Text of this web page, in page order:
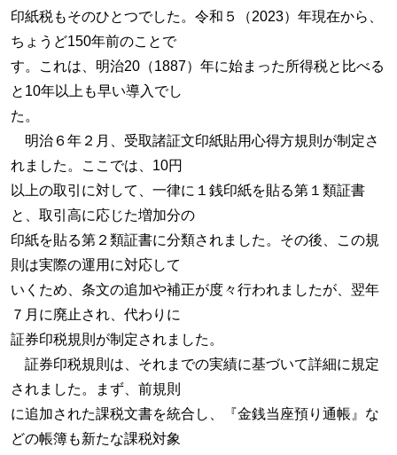
印紙税もそのひとつでした。令和５（2023）年現在から、
ちょうど150年前のことで
す。これは、明治20（1887）年に始まった所得税と比べる
と10年以上も早い導入でし
た。
明治６年２月、受取諸証文印紙貼用心得方規則が制定さ
れました。ここでは、10円
以上の取引に対して、一律に１銭印紙を貼る第１類証書
と、取引高に応じた増加分の
印紙を貼る第２類証書に分類されました。その後、この規
則は実際の運用に対応して
いくため、条文の追加や補正が度々行われましたが、翌年
７月に廃止され、代わりに
証券印税規則が制定されました。
証券印税規則は、それまでの実績に基づいて詳細に規定
されました。まず、前規則
に追加された課税文書を統合し、『金銭当座預り通帳』な
どの帳簿も新たな課税対象